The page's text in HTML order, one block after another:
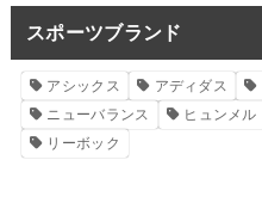
スポーツブランド
アシックス アディダス
ニューバランス
ヒュンメル
リーボック